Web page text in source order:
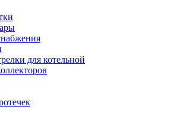
для котельной